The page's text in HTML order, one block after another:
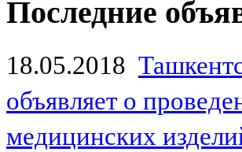
Последние
18.05.2018
объявляет о
медицинских